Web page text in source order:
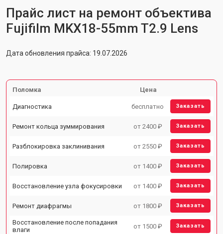
Прайс лист на ремонт объектива
Fujifilm MKX18-55mm T2.9 Lens
Дата обновления прайса: 19.07.2026
Поломка Цена
Диагностика бесплатно Заказать
Ремонт кольца зуммирования от 2400 ₽ Заказать
Разблокировка заклинивания от 2550 ₽ Заказать
Полировка от 1400 ₽ Заказать
Восстановление узла фокусировки от 1400 ₽ Заказать
Ремонт диафрагмы от 1800 ₽ Заказать
Восстановление после попадания
влаги
от 1500 ₽ Заказать